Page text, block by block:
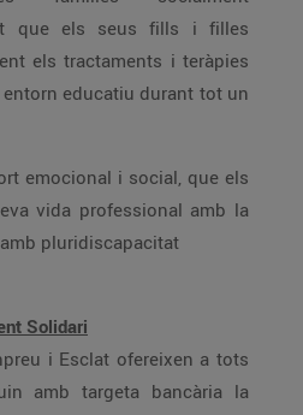
que els seus fills i filles
els tractaments i teràpies
educatiu durant tot un
emocional i social, que els
vida professional amb la
pluridiscapacitat
Solidari
i Esclat ofereixen a tots
amb targeta bancària la